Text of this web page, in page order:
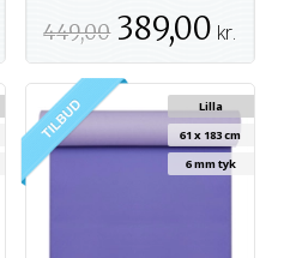
449,00 389,00 kr.
Lilla
61 x 183 cm
6 mm tyk